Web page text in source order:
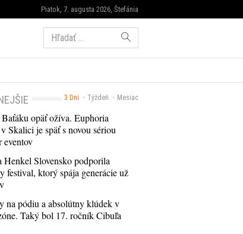
Piatok, 7. augusta 2026, Štefánia
Hľadať:
3 Dni Týždeň Mesiac
opäť ožíva. Euphoria
Skalici je späť s novou sériou
eventov
Henkel Slovensko podporila
festival, ktorý spája generácie už
na pódiu a absolútny klúdek v
Taký bol 17. ročník Cibuľa